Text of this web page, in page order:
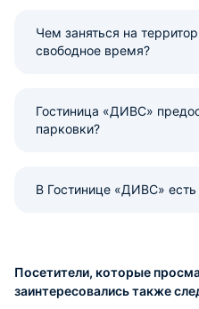
Чем заняться на
свободное время?
Гостиница «ДИВС»
парковки?
В Гостинице «ДИВС»
Посетители, которые
заинтересовались также